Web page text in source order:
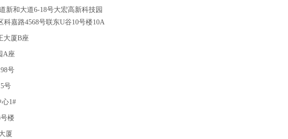
和大道6-18号大宏高新科技园
嘉路4568号联东U谷10号楼10A
大厦B座
A座
号
号
心1#
楼
厦